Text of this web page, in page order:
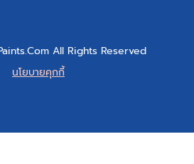
All Rights Reserved
นโยบายคุกกี้